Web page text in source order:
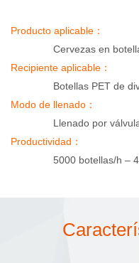
Producto aplicable：
Cervezas en botella
Recipiente aplicable：
Botellas PET de
Modo de llenado：
Llenado por válvula
Productividad：
5000 botellas/h –